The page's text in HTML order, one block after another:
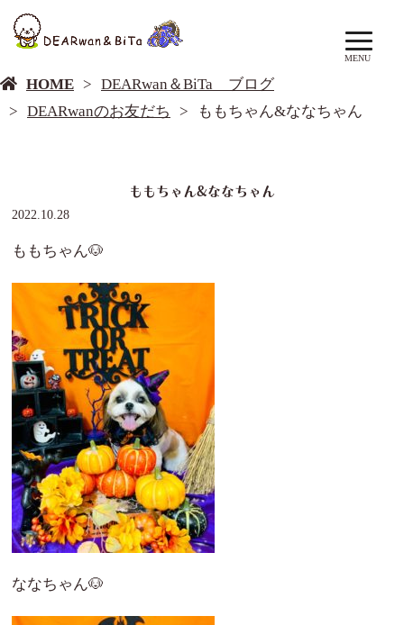
MENU
HOME
DEARwan＆BiTa ブログ
DEARwanのお友だち
ももちゃん&ななちゃん
ももちゃん&ななちゃん
2022.10.28
ももちゃん🐶
ななちゃん🐶